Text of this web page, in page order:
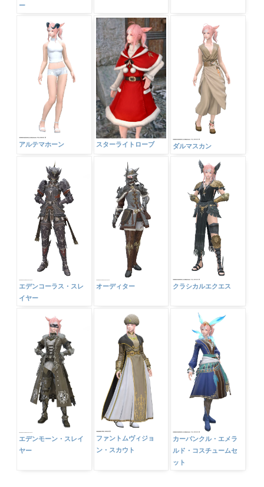
ー
アルテマホーン スターライトローブ ダルマスカン
エデンコーラス・スレ
イヤー
オーディター クラシカルエクエス
エデンモーン・スレイ
ヤー
ファントムヴィジョ
ン・スカウト
カーバンクル・エメラ
ルド・コスチュームセ
ット